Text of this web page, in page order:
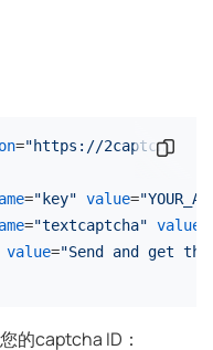
="https://
="key" value=
="textcaptcha" value
value="Send and get
复制代
的captcha ID：